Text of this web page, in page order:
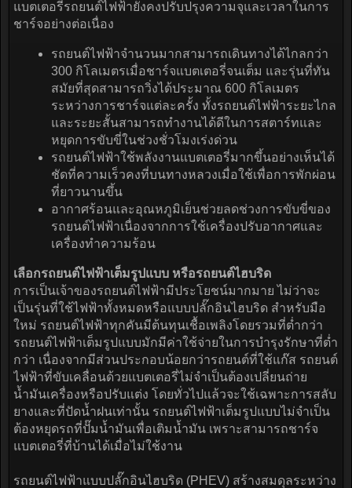
แบตเตอรี่รถยนต์ไฟฟ้ายังคงปรับปรุงความจุและเวลาในการ
ชาร์จอย่างต่อเนื่อง
รถยนต์ไฟฟ้าจำนวนมากสามารถเดินทางได้ไกลกว่า
300 กิโลเมตรเมื่อชาร์จแบตเตอรี่จนเต็ม และรุ่นที่ทัน
สมัยที่สุดสามารถวิ่งได้ประมาณ 600 กิโลเมตร
ระหว่างการชาร์จแต่ละครั้ง ทั้งรถยนต์ไฟฟ้าระยะไกล
และระยะสั้นสามารถทำงานได้ดีในการสตาร์ทและ
หยุดการขับขี่ในช่วงชั่วโมงเร่งด่วน
รถยนต์ไฟฟ้าใช้พลังงานแบตเตอรี่มากขึ้นอย่างเห็นได้
ชัดที่ความเร็วคงที่บนทางหลวงเมื่อใช้เพื่อการพักผ่อน
ที่ยาวนานขึ้น
อากาศร้อนและอุณหภูมิเย็นช่วยลดช่วงการขับขี่ของ
รถยนต์ไฟฟ้าเนื่องจากการใช้เครื่องปรับอากาศและ
เครื่องทำความร้อน
เลือกรถยนต์ไฟฟ้าเต็มรูปแบบ หรือรถยนต์ไฮบริด
การเป็นเจ้าของรถยนต์ไฟฟ้ามีประโยชน์มากมาย ไม่ว่าจะ
เป็นรุ่นที่ใช้ไฟฟ้าทั้งหมดหรือแบบปลั๊กอินไฮบริด สำหรับมือ
ใหม่ รถยนต์ไฟฟ้าทุกคันมีต้นทุนเชื้อเพลิงโดยรวมที่ต่ำกว่า
รถยนต์ไฟฟ้าเต็มรูปแบบมักมีค่าใช้จ่ายในการบำรุงรักษาที่ต่ำ
กว่า เนื่องจากมีส่วนประกอบน้อยกว่ารถยนต์ที่ใช้แก๊ส รถยนต์
ไฟฟ้าที่ขับเคลื่อนด้วยแบตเตอรี่ไม่จำเป็นต้องเปลี่ยนถ่าย
น้ำมันเครื่องหรือปรับแต่ง โดยทั่วไปแล้วจะใช้เฉพาะการสลับ
ยางและที่ปัดน้ำฝนเท่านั้น รถยนต์ไฟฟ้าเต็มรูปแบบไม่จำเป็น
ต้องหยุดรถที่ปั๊มน้ำมันเพื่อเติมน้ำมัน เพราะสามารถชาร์จ
แบตเตอรี่ที่บ้านได้เมื่อไม่ใช้งาน
รถยนต์ไฟฟ้าแบบปลั๊กอินไฮบริด (PHEV) สร้างสมดุลระหว่าง